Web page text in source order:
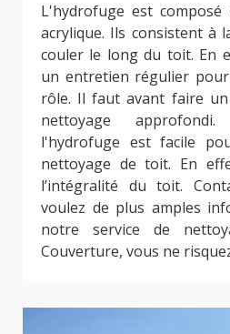
L'hydrofuge est
acrylique. Ils consistent à
couler le long du toit. En
un entretien régulier
rôle. Il faut avant faire
nettoyage
l'hydrofuge est facile
nettoyage de toit. En
l’intégralité du toit.
voulez de plus amples
notre service de
Couverture, vous ne